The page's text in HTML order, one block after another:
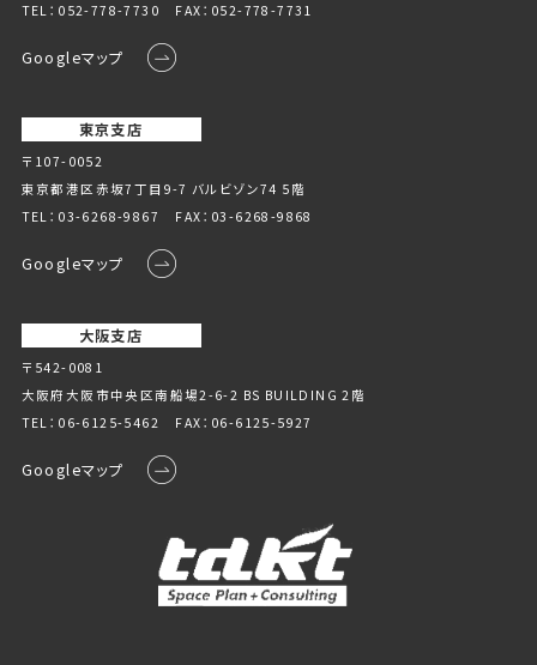
TEL： 052-778-7730 FAX：052-778-7731
Googleマップ
東京支店
〒107-0052
東京都港区赤坂7丁目9-7 バルビゾン74 5階
TEL： 03-6268-9867 FAX：03-6268-9868
Googleマップ
大阪支店
〒542-0081
大阪府大阪市中央区南船場2-6-2 BS BUILDING 2階
TEL： 06-6125-5462 FAX：06-6125-5927
Googleマップ